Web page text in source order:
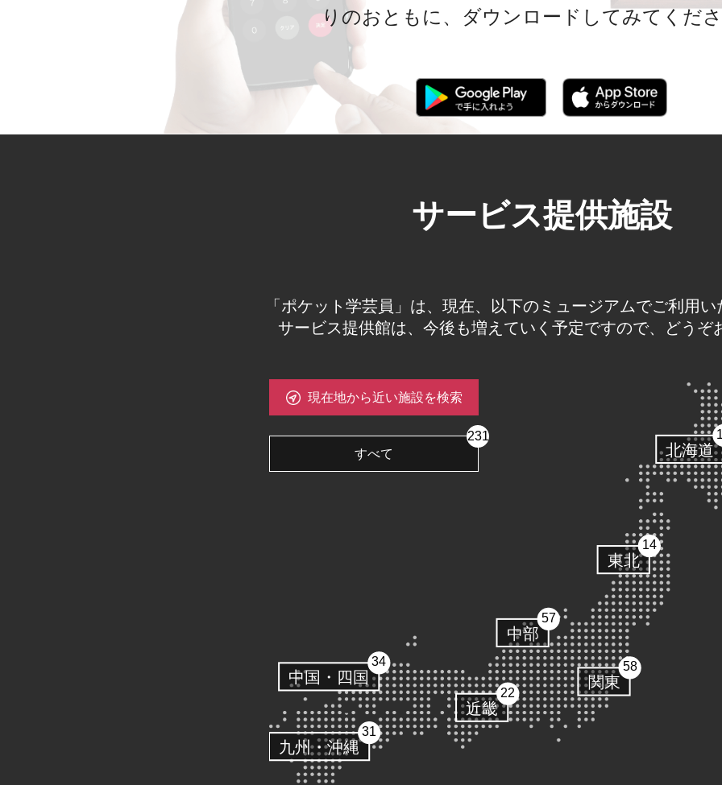
りのおともに、ダウンロードしてみてくだ
サービス提供施設
「ポケット学芸員」は、現在、以下のミュージアムでご利用
サービス提供館は、今後も増えていく予定ですので、どうぞ
現在地から近い施設を検索
すべて
231
北海道
14
東北
58
関東
57
中部
22
近畿
34
中国・四国
31
九州・沖縄